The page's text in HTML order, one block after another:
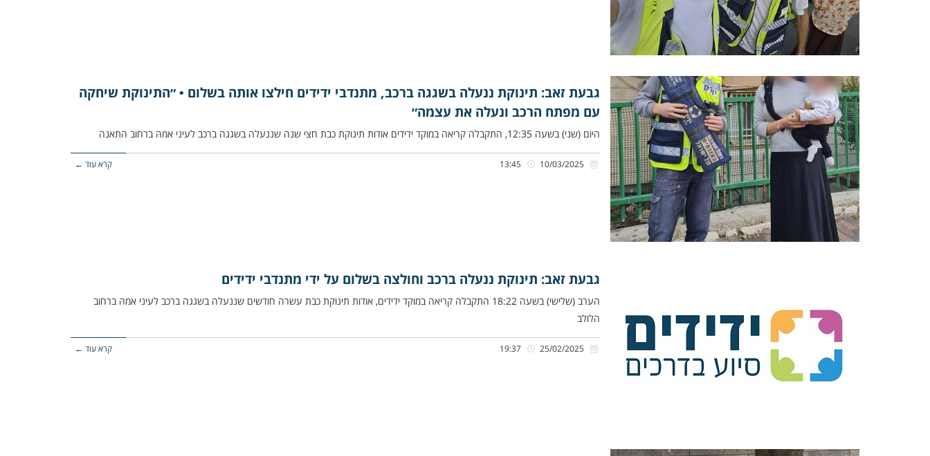
גבעת זאב: תינוקת ננעלה בשגגה ברכב, מתנדבי ידידים חילצו אותה בשלום • ״התינוקת שיחקה
עם מפתח הרכב ונעלה את עצמה״
היום (שני) בשעה 12:35, התקבלה קריאה במוקד ידידים אודות תינוקת כבת חצי שנה שננעלה בשגגה ברכב לעיני אמהּ ברחוב התאנה
קרא עוד ←
גבעת זאב: תינוקת ננעלה ברכב וחולצה בשלום על ידי מתנדבי ידידים
הערב (שלישי) בשעה 18:22 התקבלה קריאה במוקד ידידים, אודות תינוקת כבת עשרה חודשים שננעלה בשגגה ברכב לעיני אמהּ ברחוב
הלולב
קרא עוד ←